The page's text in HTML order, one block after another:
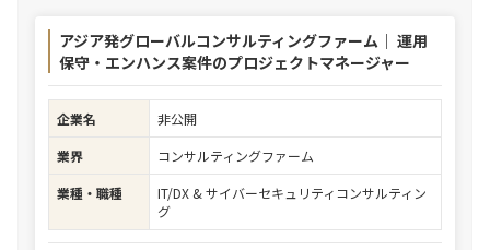
アジア発グローバルコンサルティングファーム｜ 運用
保守・エンハンス案件のプロジェクトマネージャー
企業名
非公開
業界
コンサルティングファーム
業種・職種
IT/DX & サイバーセキュリティコンサルティン
グ